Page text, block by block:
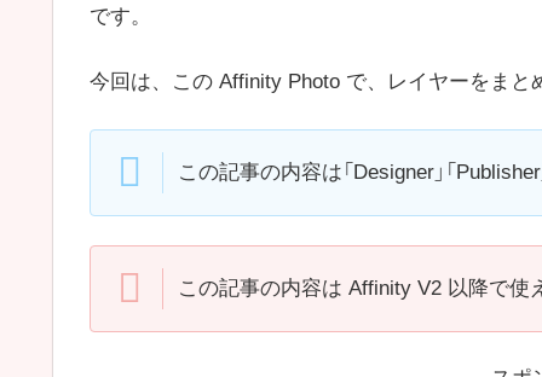
です。
今回は、この Affinity Photo で、レイヤーをま
この記事の内容は「Designer」「
この記事の内容は Affinity V2 以降で使